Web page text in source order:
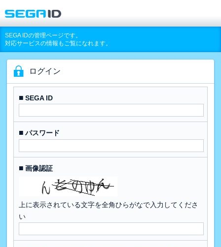
SEGA IDの管理ページです。
対応サービスの情報もご覧になれます。
ログイン
■ SEGA ID
■ パスワード
■ 画像認証
上に表示されている文字を全角ひらがなで入力してくださ
い